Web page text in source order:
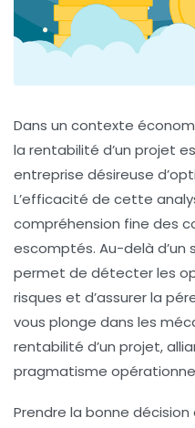
Dans un contexte
la rentabilité d’un projet
entreprise désireuse
L’efficacité de cette
compréhension fine des
escomptés. Au-delà d’un
permet de détecter les
risques et d’assurer la
vous plonge dans les
rentabilité d’un projet,
pragmatisme
Prendre la bonne